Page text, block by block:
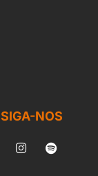
SIGA-NOS